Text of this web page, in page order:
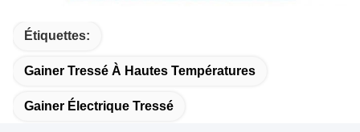
Étiquettes:
Gainer Tressé À Hautes Températures
Gainer Électrique Tressé